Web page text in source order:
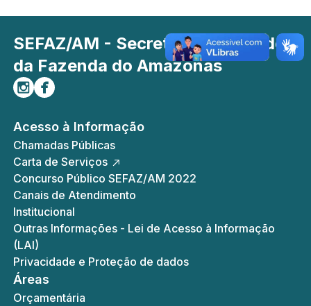
SEFAZ/AM - Secretaria de Estado
da Fazenda do Amazonas
Siga-nos no Instagram
Curta-nos no Facebook
Acesso à Informação
Chamadas Públicas
Carta de Serviços
Concurso Público SEFAZ/AM 2022
Canais de Atendimento
Institucional
Outras Informações - Lei de Acesso à Informação
(LAI)
Privacidade e Proteção de dados
Áreas
Orçamentária